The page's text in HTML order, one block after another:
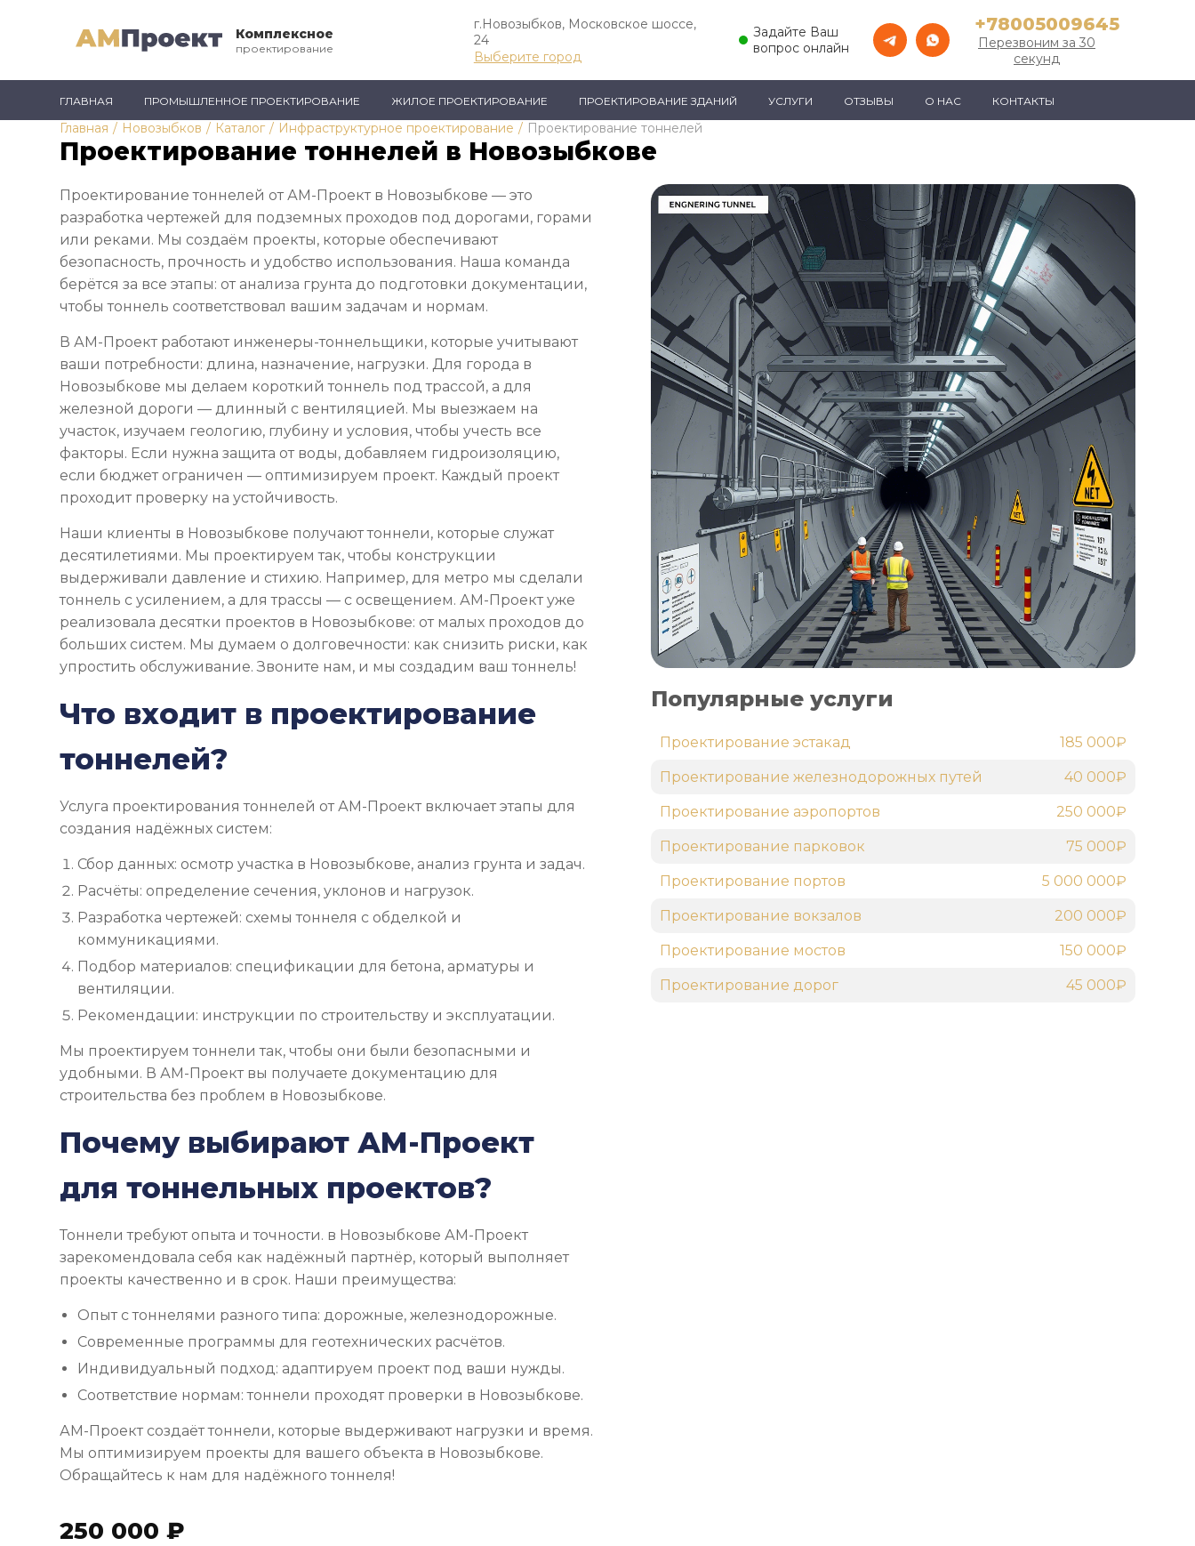
Комплексное
проектирование
г.Новозыбков, Московское шоссе,
24
Выберите город
Задайте Ваш
вопрос онлайн
+78005009645
Перезвоним за 30
секунд
ГЛАВНАЯ ПРОМЫШЛЕННОЕ ПРОЕКТИРОВАНИЕ ЖИЛОЕ ПРОЕКТИРОВАНИЕ ПРОЕКТИРОВАНИЕ ЗДАНИЙ УСЛУГИ ОТЗЫВЫ О НАС КОНТАКТЫ
Главная / Новозыбков / Каталог / Инфраструктурное проектирование / Проектирование тоннелей
Проектирование тоннелей в Новозыбкове
Проектирование тоннелей от АМ-Проект в Новозыбкове — это
разработка чертежей для подземных проходов под дорогами, горами
или реками. Мы создаём проекты, которые обеспечивают
безопасность, прочность и удобство использования. Наша команда
берётся за все этапы: от анализа грунта до подготовки документации,
чтобы тоннель соответствовал вашим задачам и нормам.
В АМ-Проект работают инженеры-тоннельщики, которые учитывают
ваши потребности: длина, назначение, нагрузки. Для города в
Новозыбкове мы делаем короткий тоннель под трассой, а для
железной дороги — длинный с вентиляцией. Мы выезжаем на
участок, изучаем геологию, глубину и условия, чтобы учесть все
факторы. Если нужна защита от воды, добавляем гидроизоляцию,
если бюджет ограничен — оптимизируем проект. Каждый проект
проходит проверку на устойчивость.
Наши клиенты в Новозыбкове получают тоннели, которые служат
десятилетиями. Мы проектируем так, чтобы конструкции
выдерживали давление и стихию. Например, для метро мы сделали
тоннель с усилением, а для трассы — с освещением. АМ-Проект уже
реализовала десятки проектов в Новозыбкове: от малых проходов до
больших систем. Мы думаем о долговечности: как снизить риски, как
упростить обслуживание. Звоните нам, и мы создадим ваш тоннель!
Что входит в проектирование
тоннелей?
Услуга проектирования тоннелей от АМ-Проект включает этапы для
создания надёжных систем:
Сбор данных: осмотр участка в Новозыбкове, анализ грунта и задач.
Расчёты: определение сечения, уклонов и нагрузок.
Разработка чертежей: схемы тоннеля с обделкой и
коммуникациями.
Подбор материалов: спецификации для бетона, арматуры и
вентиляции.
Рекомендации: инструкции по строительству и эксплуатации.
Мы проектируем тоннели так, чтобы они были безопасными и
удобными. В АМ-Проект вы получаете документацию для
строительства без проблем в Новозыбкове.
Почему выбирают АМ-Проект
для тоннельных проектов?
Тоннели требуют опыта и точности. в Новозыбкове АМ-Проект
зарекомендовала себя как надёжный партнёр, который выполняет
проекты качественно и в срок. Наши преимущества:
Опыт с тоннелями разного типа: дорожные, железнодорожные.
Современные программы для геотехнических расчётов.
Индивидуальный подход: адаптируем проект под ваши нужды.
Соответствие нормам: тоннели проходят проверки в Новозыбкове.
АМ-Проект создаёт тоннели, которые выдерживают нагрузки и время.
Мы оптимизируем проекты для вашего объекта в Новозыбкове.
Обращайтесь к нам для надёжного тоннеля!
250 000 ₽
Популярные услуги
Проектирование эстакад 185 000₽
Проектирование железнодорожных путей 40 000₽
Проектирование аэропортов 250 000₽
Проектирование парковок 75 000₽
Проектирование портов 5 000 000₽
Проектирование вокзалов 200 000₽
Проектирование мостов 150 000₽
Проектирование дорог 45 000₽